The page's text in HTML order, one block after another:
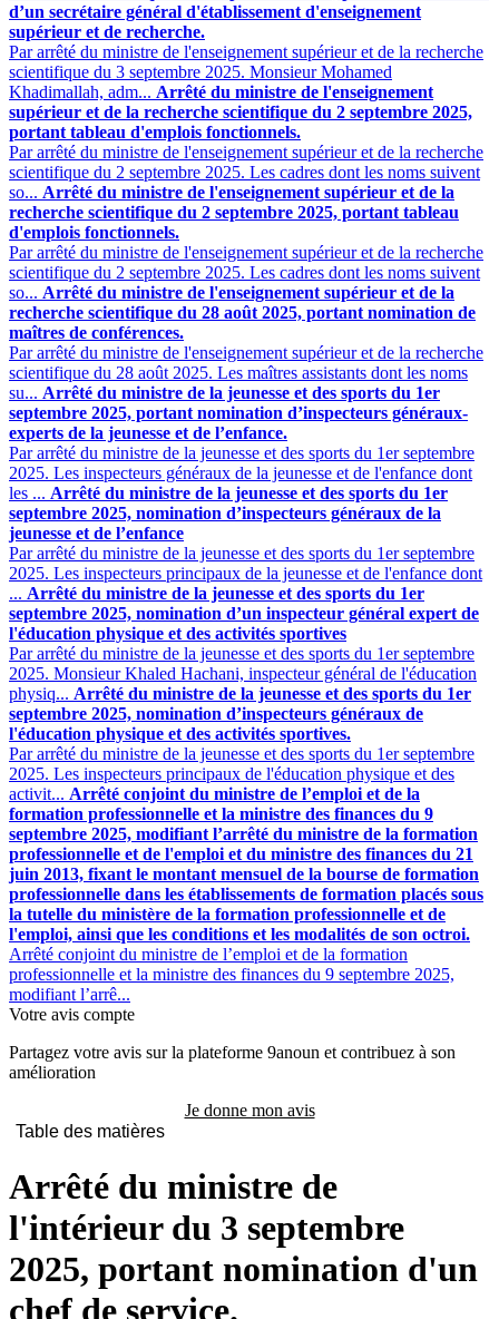
d’un secrétaire général d'établissement d'enseignement
supérieur et de recherche.
Par arrêté du ministre de l'enseignement supérieur et de la recherche
scientifique du 3 septembre 2025. Monsieur Mohamed
Khadimallah, adm... Arrêté du ministre de l'enseignement
supérieur et de la recherche scientifique du 2 septembre 2025,
portant tableau d'emplois fonctionnels.
Par arrêté du ministre de l'enseignement supérieur et de la recherche
scientifique du 2 septembre 2025. Les cadres dont les noms suivent
so... Arrêté du ministre de l'enseignement supérieur et de la
recherche scientifique du 2 septembre 2025, portant tableau
d'emplois fonctionnels.
Par arrêté du ministre de l'enseignement supérieur et de la recherche
scientifique du 2 septembre 2025. Les cadres dont les noms suivent
so... Arrêté du ministre de l'enseignement supérieur et de la
recherche scientifique du 28 août 2025, portant nomination de
maîtres de conférences.
Par arrêté du ministre de l'enseignement supérieur et de la recherche
scientifique du 28 août 2025. Les maîtres assistants dont les noms
su... Arrêté du ministre de la jeunesse et des sports du 1er
septembre 2025, portant nomination d’inspecteurs généraux-
experts de la jeunesse et de l’enfance.
Par arrêté du ministre de la jeunesse et des sports du 1er septembre
2025. Les inspecteurs généraux de la jeunesse et de l'enfance dont
les ... Arrêté du ministre de la jeunesse et des sports du 1er
septembre 2025, nomination d’inspecteurs généraux de la
jeunesse et de l’enfance
Par arrêté du ministre de la jeunesse et des sports du 1er septembre
2025. Les inspecteurs principaux de la jeunesse et de l'enfance dont
... Arrêté du ministre de la jeunesse et des sports du 1er
septembre 2025, nomination d’un inspecteur général expert de
l'éducation physique et des activités sportives
Par arrêté du ministre de la jeunesse et des sports du 1er septembre
2025. Monsieur Khaled Hachani, inspecteur général de l'éducation
physiq... Arrêté du ministre de la jeunesse et des sports du 1er
septembre 2025, nomination d’inspecteurs généraux de
l'éducation physique et des activités sportives.
Par arrêté du ministre de la jeunesse et des sports du 1er septembre
2025. Les inspecteurs principaux de l'éducation physique et des
activit... Arrêté conjoint du ministre de l’emploi et de la
formation professionnelle et la ministre des finances du 9
septembre 2025, modifiant l’arrêté du ministre de la formation
professionnelle et de l'emploi et du ministre des finances du 21
juin 2013, fixant le montant mensuel de la bourse de formation
professionnelle dans les établissements de formation placés sous
la tutelle du ministère de la formation professionnelle et de
l'emploi, ainsi que les conditions et les modalités de son octroi.
Arrêté conjoint du ministre de l’emploi et de la formation
professionnelle et la ministre des finances du 9 septembre 2025,
modifiant l’arrê...
Votre avis compte
Partagez votre avis sur la plateforme 9anoun et contribuez à son
amélioration
Je donne mon avis
Table des matières
Arrêté du ministre de
l'intérieur du 3 septembre
2025, portant nomination d'un
chef de service.